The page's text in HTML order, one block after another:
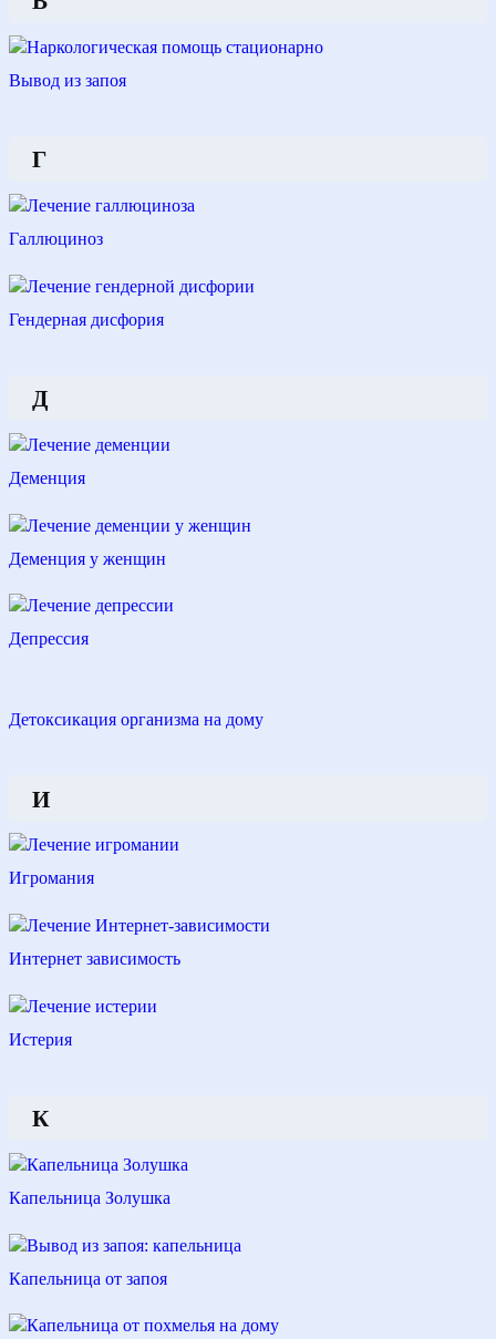
Вывод из запоя
Г
Галлюциноз
Гендерная дисфория
Д
Деменция
Деменция у женщин
Депрессия
Детоксикация организма на дому
И
Игромания
Интернет зависимость
Истерия
К
Капельница Золушка
Капельница от запоя